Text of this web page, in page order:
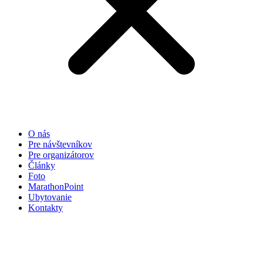
O nás
Pre návštevníkov
Pre organizátorov
Články
Foto
MarathonPoint
Ubytovanie
Kontakty